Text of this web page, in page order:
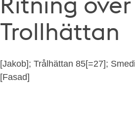
Trollhättan
[Jakob]; Trålhättan 85[=27];
[Fasad]